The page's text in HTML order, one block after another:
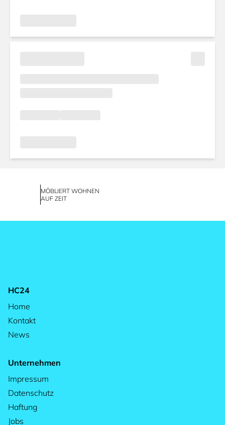
MÖBLIERT WOHNEN
AUF ZEIT
HC24
Home
Kontakt
News
Unternehmen
Impressum
Datenschutz
Haftung
Jobs